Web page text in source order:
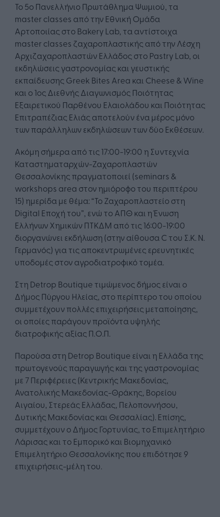
Το 5ο Πανελλήνιο Πρωτάθλημα Ψωμιού, τα
master classes από την Εθνική Ομάδα
Αρτοποιίας στο Bakery Lab, τα αντίστοιχα
master classes ζαχαροπλαστικής από την Λέσχη
Αρχιζαχαροπλαστών Ελλάδος στο Pastry Lab, οι
εκδηλώσεις γαστρονομίας και γευστικής
εκπαίδευσης Greek Bites Area και Cheese & Wine
και ο 1ος Διεθνής Διαγωνισμός Ποιότητας
Εξαιρετικού Παρθένου Ελαιολάδου και Ποιότητας
Επιτραπέζιας Ελιάς αποτελούν ένα μέρος μόνο
των παράλληλων εκδηλώσεων των δύο Εκθέσεων.
Ακόμη σήμερα από τις 17:00-19:00 η Συντεχνία
Καταστηματαρχών-Ζαχαροπλαστών
Θεσσαλονίκης πραγματοποιεί (seminars &
workshops area στον ημιόροφο του περιπτέρου
15) ημερίδα με θέμα: “Το Ζαχαροπλαστείο στη
Digital Εποχή του”, ενώ το ΑΠΘ και η Ένωση
Ελλήνων Χημικών ΠΤΚΔΜ από τις 16:00-19:00
διοργανώνει εκδήλωση (στην αίθουσα C του Σ.Κ. Ν.
Γερμανός) για τις αποκεντρωμένες ερευνητικές
υποδομές στον αγροδιατροφικό τομέα.
Στη Detrop Boutique τιμώμενος δήμος είναι ο
Δήμος Πύργου Ηλείας, στο περίπτερο του οποίου
συμμετέχουν πολλές επιχειρήσεις μεταποίησης,
οι οποίες παράγουν προϊόντα υψηλής
διατροφικής αξίας Π.Ο.Π.
Παρούσα στη Detrop Boutique είναι η Ελλάδα της
πρωτογενούς παραγωγής και της γαστρονομίας
με 7 Περιφέρειες (Κεντρικής Μακεδονίας,
Ανατολικής Μακεδονίας-Θράκης, Βορείου
Αιγαίου, Στερεάς Ελλάδας, Πελοποννήσου,
Δυτικής Μακεδονίας και Θεσσαλίας). Επίσης,
συμμετέχουν ο Δήμος Γορτυνίας, το Επιμελητήριο
Λάρισας και το Εμπορικό και Βιομηχανικό
Επιμελητήριο Θεσσαλονίκης που επιδότησε 9
επιχειρήσεις-μέλη του.